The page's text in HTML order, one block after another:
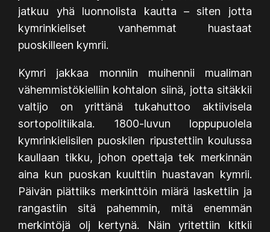
jatkuu yhä luonnolista kautta – siten jotta
kymrinkieliset vanhemmat huastaat
puoskilleen kymrii.
Kymri jakkaa monniin muihennii mualiman
vähemmistökielliin kohtalon siinä, jotta sitäkkii
valtijo on yrittänä tukahuttoo aktiivisela
sortopolitiikala. 1800-luvun loppupuolela
kymrinkielisilen puoskilen ripustettiin koulussa
kaullaan tikku, johon opettaja tek merkinnän
aina kun puoskan kuulttiin huastavan kymrii.
Päivän piättiiks merkinttöin miärä laskettiin ja
rangastiin sitä pahemmin, mitä enemmän
merkintöjä olj kertynä. Näin yritettiin kitkii